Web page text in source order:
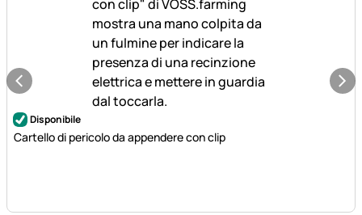
Disponibile
Cartello di pericolo da appendere con clip